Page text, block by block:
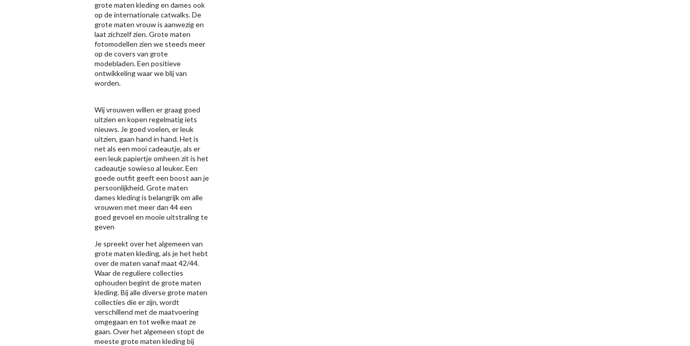
grote maten kleding en dames ook
op de internationale catwalks. De
grote maten vrouw is aanwezig en
laat zichzelf zien. Grote maten
fotomodellen zien we steeds meer
op de covers van grote
modebladen. Een positieve
ontwikkeling waar we blij van
worden.
Wij vrouwen willen er graag goed
uitzien en kopen regelmatig iets
nieuws. Je goed voelen, er leuk
uitzien, gaan hand in hand. Het is
net als een mooi cadeautje, als er
een leuk papiertje omheen zit is het
cadeautje sowieso al leuker. Een
goede outfit geeft een boost aan je
persoonlijkheid. Grote maten
dames kleding is belangrijk om alle
vrouwen met meer dan 44 een
goed gevoel en mooie uitstraling te
geven
Je spreekt over het algemeen van
grote maten kleding, als je het hebt
over de maten vanaf maat 42/44.
Waar de reguliere collecties
ophouden begint de grote maten
kleding. Bij alle diverse grote maten
collecties die er zijn, wordt
verschillend met de maatvoering
omgegaan en tot welke maat ze
gaan. Over het algemeen stopt de
meeste grote maten kleding bij